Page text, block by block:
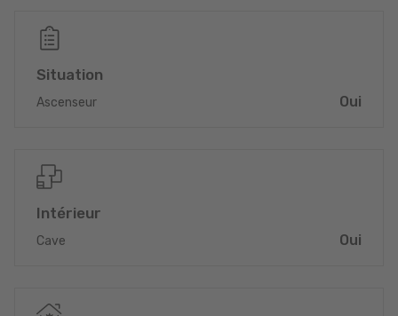
Situation
Ascenseur Oui
Intérieur
Cave Oui